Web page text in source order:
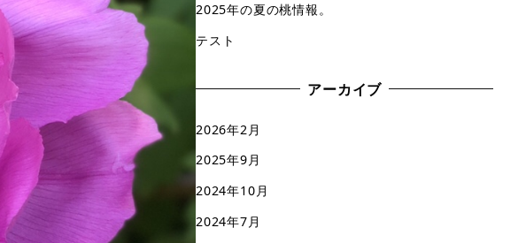
2025年の夏の桃情報。
テスト
アーカイブ
2026年2月
2025年9月
2024年10月
2024年7月